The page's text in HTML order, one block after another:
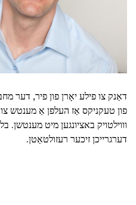
דאַנק צו פילע יאָרן פון פיר, דער
פון טעקניקס אַז העלפן אַ מענטש צו
וווילטויק באציונגען מיט מענטשן.
דערגרייכן זיכער רעזולטאַטן.